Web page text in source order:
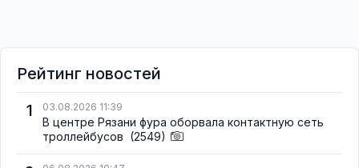
Рейтинг новостей
1
03.08.2026 11:39
В центре Рязани фура оборвала контактную сеть
троллейбусов (2549)